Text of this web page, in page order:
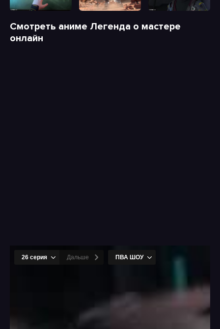
Смотреть аниме Легенда о мастере
онлайн